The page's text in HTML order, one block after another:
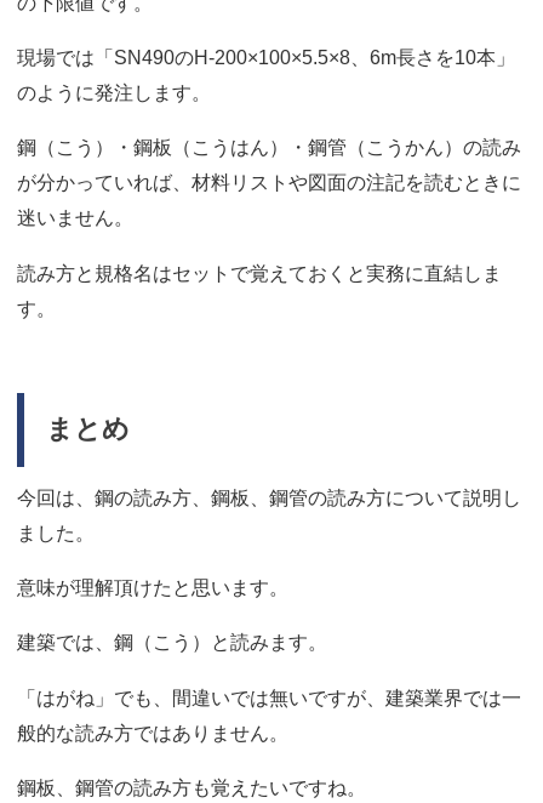
現場では「SN490のH-200×100×5.5×8、6m長さを10本」
のように発注します。
鋼（こう）・鋼板（こうはん）・鋼管（こうかん）の読み
が分かっていれば、材料リストや図面の注記を読むときに
迷いません。
読み方と規格名はセットで覚えておくと実務に直結しま
す。
まとめ
今回は、鋼の読み方、鋼板、鋼管の読み方について説明し
ました。
意味が理解頂けたと思います。
建築では、鋼（こう）と読みます。
「はがね」でも、間違いでは無いですが、建築業界では一
般的な読み方ではありません。
鋼板、鋼管の読み方も覚えたいですね。